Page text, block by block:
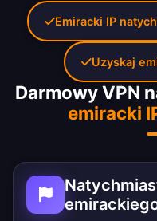
Darmowy VPN
emiracki
Emiracki IP
Uzyskaj